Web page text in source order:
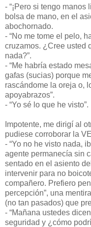
- “¡Pero si tengo manos
bolsa de mano, en el
abochornado.
- “No me tome el pelo,
cruzamos. ¿Cree usted
nada?”.
- “Me habría estado
gafas (sucias) porque
rascándome la oreja o,
apoyabrazos”.
- “Yo sé lo que he visto”.
Impotente, me dirigí al
pudiese corroborar la
- “Yo no he visto nada,
agente permanecía sin
sentado en el asiento
intervenir para no
compañero. Prefiero
percepción”, una
(no tan pasados) que
- “Mañana ustedes
seguridad y ¿cómo